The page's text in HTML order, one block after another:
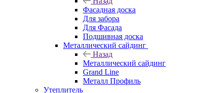
Фасадная доска
Для забора
Для Фасада
Подшивная доска
Металлический сайдинг
Назад
Металлический сайдинг
Grand Line
Металл Профиль
Утеплитель